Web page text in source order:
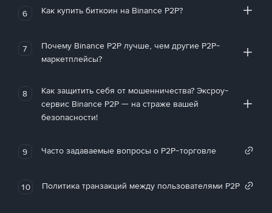
6 Как купить биткоин на Binance P2P?
7
Почему Binance P2P лучше, чем другие P2P-
маркетплейсы?
8
Как защитить себя от мошенничества? Эксроу-
сервис Binance P2P — на страже вашей
безопасности!
9 Часто задаваемые вопросы о P2P-торговле
10 Политика транзакций между пользователями P2P